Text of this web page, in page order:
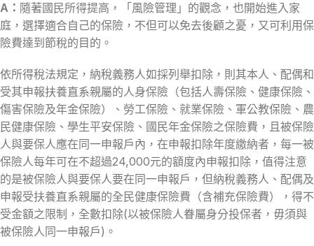
A： 隨著國民所得提高，「風險管理」的觀念，也開始進入家
庭，選擇適合自己的保險，不但可以免去後顧之憂，又可利用保
險費達到節稅的目的。
依所得稅法規定，納稅義務人如採列舉扣除，則其本人、配偶和
受其申報扶養直系親屬的人身保險（包括人壽保險、健康保險、
傷害保險及年金保險）、勞工保險、就業保險、軍公教保險、農
民健康保險、學生平安保險、國民年金保險之保險費，且被保險
人與要保人應在同一申報戶內，在申報扣除年度繳納者，每一被
保險人每年可在不超過24,000元的額度內申報扣除，值得注意
的是被保險人與要保人要在同一申報戶，但納稅義務人、配偶及
申報受扶養直系親屬的全民健康保險費（含補充保險費），得不
受金額之限制，全數扣除(以被保險人眷屬身分投保者，毋須與
被保險人同一申報戶)。